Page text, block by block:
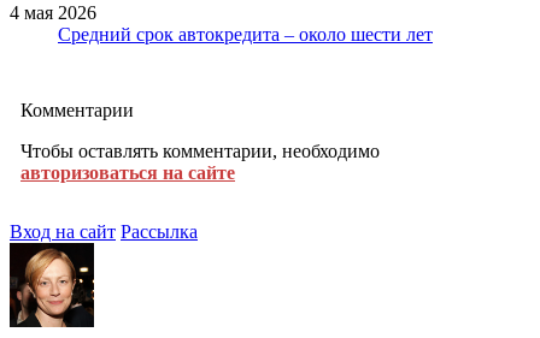
4 мая 2026
Средний срок автокредита – около шести лет
Комментарии
Чтобы оставлять комментарии, необходимо
авторизоваться на сайте
Вход на сайт Рассылка